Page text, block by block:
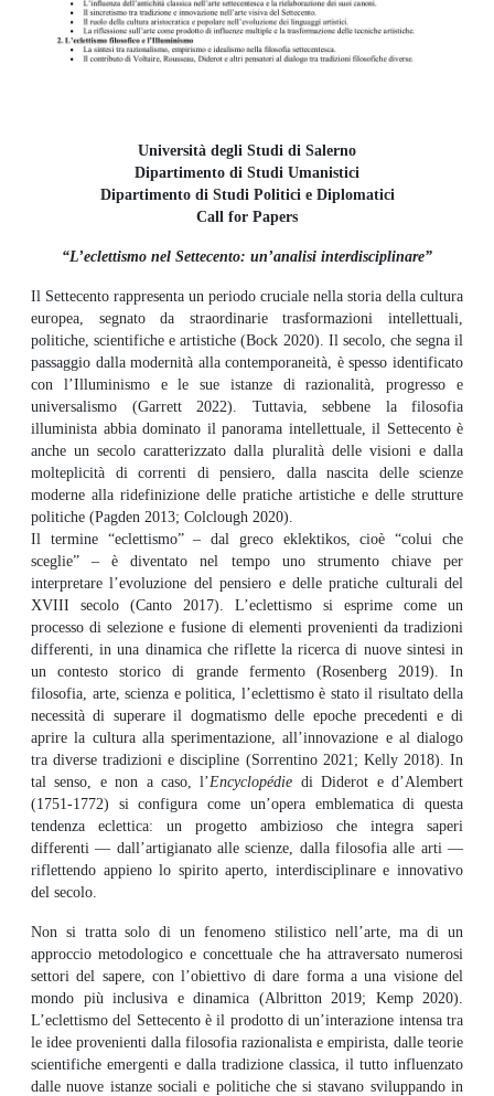
Università degli Studi di Salerno
Dipartimento di Studi Umanistici
Dipartimento di Studi Politici e Diplomatici
Call for Papers
“L’eclettismo nel Settecento: un’analisi interdisciplinare”
Il Settecento rappresenta un periodo cruciale nella storia della cultura
europea, segnato da straordinarie trasformazioni intellettuali,
politiche, scientifiche e artistiche (Bock 2020). Il secolo, che segna il
passaggio dalla modernità alla contemporaneità, è spesso identificato
con l’Illuminismo e le sue istanze di razionalità, progresso e
universalismo (Garrett 2022). Tuttavia, sebbene la filosofia
illuminista abbia dominato il panorama intellettuale, il Settecento è
anche un secolo caratterizzato dalla pluralità delle visioni e dalla
molteplicità di correnti di pensiero, dalla nascita delle scienze
moderne alla ridefinizione delle pratiche artistiche e delle strutture
politiche (Pagden 2013; Colclough 2020).
Il termine “eclettismo” – dal greco eklektikos, cioè “colui che
sceglie” – è diventato nel tempo uno strumento chiave per
interpretare l’evoluzione del pensiero e delle pratiche culturali del
XVIII secolo (Canto 2017). L’eclettismo si esprime come un
processo di selezione e fusione di elementi provenienti da tradizioni
differenti, in una dinamica che riflette la ricerca di nuove sintesi in
un contesto storico di grande fermento (Rosenberg 2019). In
filosofia, arte, scienza e politica, l’eclettismo è stato il risultato della
necessità di superare il dogmatismo delle epoche precedenti e di
aprire la cultura alla sperimentazione, all’innovazione e al dialogo
tra diverse tradizioni e discipline (Sorrentino 2021; Kelly 2018).
In
tal senso, e non a caso, l’Encyclopédie di Diderot e d’Alembert
(1751-1772) si configura come un’opera emblematica di questa
tendenza eclettica: un progetto ambizioso che integra saperi
differenti — dall’artigianato alle scienze, dalla filosofia alle arti —
riflettendo appieno lo spirito aperto, interdisciplinare e innovativo
del secolo.
Non si tratta solo di un fenomeno stilistico nell’arte, ma di un
approccio metodologico e concettuale che ha attraversato numerosi
settori del sapere, con l’obiettivo di dare forma a una visione del
mondo più inclusiva e dinamica (Albritton 2019; Kemp 2020).
L’eclettismo del Settecento è il prodotto di un’interazione intensa tra
le idee provenienti dalla filosofia razionalista e empirista, dalle teorie
scientifiche emergenti e dalla tradizione classica, il tutto influenzato
dalle nuove istanze sociali e politiche che si stavano sviluppando in